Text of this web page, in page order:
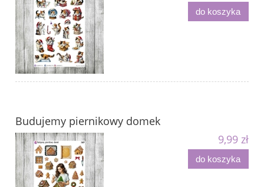
do koszyka
Budujemy piernikowy domek
9,99 zł
do koszyka